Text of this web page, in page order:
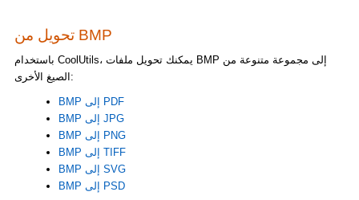
تحويل من BMP
باستخدام CoolUtils، يمكنك تحويل ملفات BMP إلى مجموعة متنوعة من
الصيغ الأخرى:
BMP إلى PDF
BMP إلى JPG
BMP إلى PNG
BMP إلى TIFF
BMP إلى SVG
BMP إلى PSD